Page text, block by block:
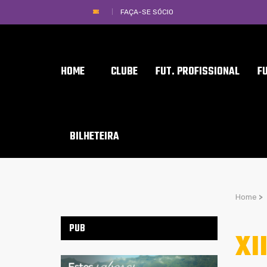
FAÇA-SE SÓCIO
HOME CLUBE FUT. PROFISSIONAL
BILHETEIRA
Home >
PUB